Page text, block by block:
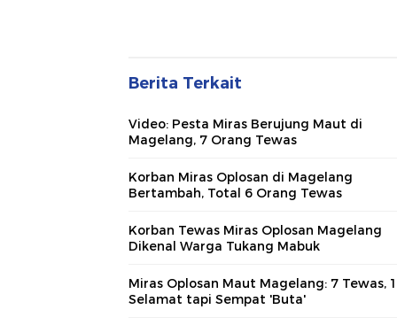
Berita Terkait
Video: Pesta Miras Berujung Maut di
Magelang, 7 Orang Tewas
Korban Miras Oplosan di Magelang
Bertambah, Total 6 Orang Tewas
Korban Tewas Miras Oplosan Magelang
Dikenal Warga Tukang Mabuk
Miras Oplosan Maut Magelang: 7 Tewas, 1
Selamat tapi Sempat 'Buta'